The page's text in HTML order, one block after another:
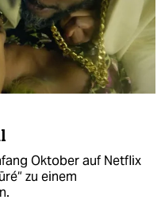
Oktober auf Netflix
zu einem